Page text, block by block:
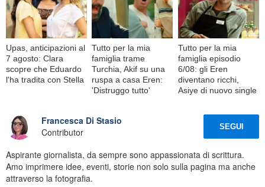
Upas, anticipazioni al
7 agosto: Clara
scopre che Eduardo
l'ha tradita con Stella
Tutto per la mia
famiglia trame
Turchia, Akif su una
ruspa a casa Eren:
'Distruggo tutto'
Tutto per la mia
famiglia episodio
6/08: gli Eren
diventano ricchi,
Asiye di nuovo single
Francesca Di Stasio
Contributor
SEGUI
Aspirante giornalista, da sempre sono appassionata di scrittura.
Amo imprimere idee, eventi, storie non solo sulla pagina ma anche
attraverso la fotografia.